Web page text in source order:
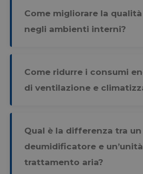
Come migliorare la qualità
negli ambienti interni?
Come ridurre i consumi
di ventilazione e
Qual è la differenza tra un
deumidificatore e
trattamento aria?